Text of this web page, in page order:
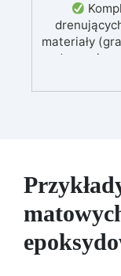
materiały
do
Łatwy w
zapewniają
do betonu,
ziemi
czasu: